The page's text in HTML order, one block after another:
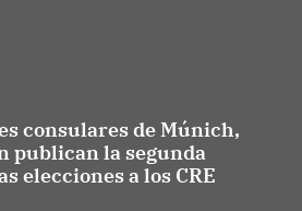
consulares de Múnich,
publican la segunda
elecciones a los CRE